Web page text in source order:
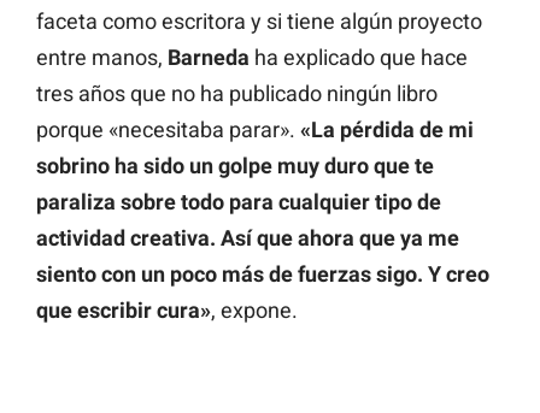
faceta como escritora y si tiene algún proyecto
entre manos, Barneda ha explicado que hace
tres años que no ha publicado ningún libro
porque «necesitaba parar». «La pérdida de mi
sobrino ha sido un golpe muy duro que te
paraliza sobre todo para cualquier tipo de
actividad creativa. Así que ahora que ya me
siento con un poco más de fuerzas sigo. Y creo
que escribir cura», expone.